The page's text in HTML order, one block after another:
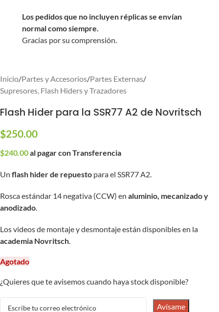
Los pedidos que no incluyen réplicas se envían
normal como siempre.
Gracias por su comprensión.
Inicio/Partes y Accesorios/Partes Externas/
Supresores, Flash Hiders y Trazadores
Flash Hider para la SSR77 A2 de Novritsch
$250.00
$240.00al pagar con Transferencia
Un flash hider de repuesto para el SSR77 A2.
Rosca estándar 14 negativa (CCW) en aluminio, mecanizado y
anodizado.
Los videos de montaje y desmontaje están disponibles en la
academia Novritsch.
Agotado
¿Quieres que te avisemos cuando haya stock disponible?
Avísame